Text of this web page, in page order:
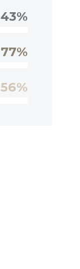
43%
77%
56%